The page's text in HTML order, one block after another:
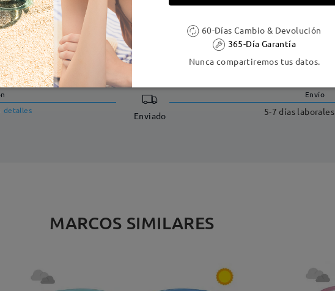
DELIVERY
detalles Enviado
Envío
5-7 días laborales
MARCOS SIMILARES
60-Días Cambio & Devolución
365-Día Garantía
Nunca compartiremos tus datos.